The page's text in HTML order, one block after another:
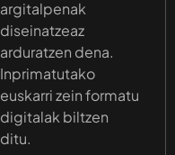
argitalpenak
diseinatzeaz
arduratzen dena.
Inprimatutako
euskarri zein formatu
digitalak biltzen
ditu.